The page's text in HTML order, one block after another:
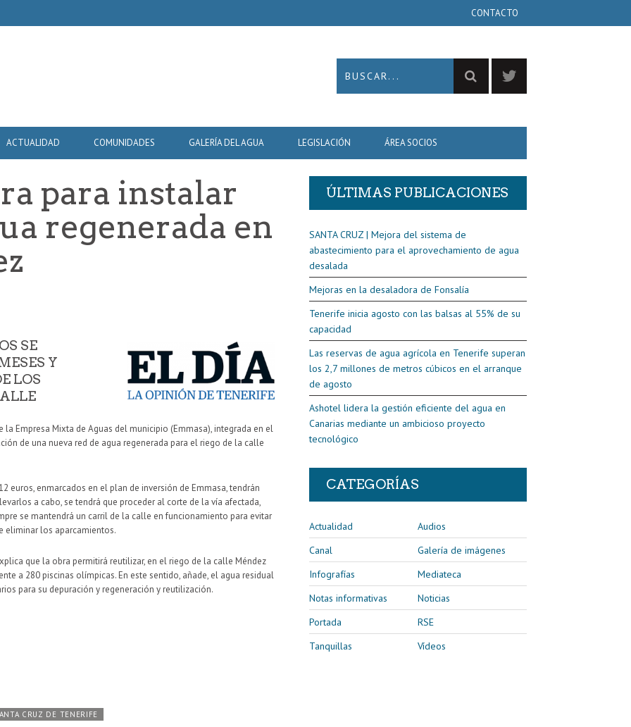
CONTACTO
ACTUALIDAD COMUNIDADES GALERÍA DEL AGUA LEGISLACIÓN ÁREA SOCIOS
para instalar
regenerada en
SE
Y
LOS
la Empresa Mixta de Aguas del municipio (Emmasa), integrada en el
de una nueva red de agua regenerada para el riego de la calle
euros, enmarcados en el plan de inversión de Emmasa, tendrán
a cabo, se tendrá que proceder al corte de la vía afectada,
se mantendrá un carril de la calle en funcionamiento para evitar
eliminar los aparcamientos.
que la obra permitirá reutilizar, en el riego de la calle Méndez
a 280 piscinas olímpicas. En este sentido, añade, el agua residual
para su depuración y regeneración y reutilización.
CRUZ DE TENERIFE
ÚLTIMAS PUBLICACIONES
SANTA CRUZ | Mejora del sistema de
abastecimiento para el aprovechamiento de agua
desalada
Mejoras en la desaladora de Fonsalía
Tenerife inicia agosto con las balsas al 55% de su
capacidad
Las reservas de agua agrícola en Tenerife superan
los 2,7 millones de metros cúbicos en el arranque
de agosto
Ashotel lidera la gestión eficiente del agua en
Canarias mediante un ambicioso proyecto
tecnológico
CATEGORÍAS
Actualidad
Audios
Canal
Galería de imágenes
Infografías
Mediateca
Notas informativas
Noticias
Portada
RSE
Tanquillas
Vídeos